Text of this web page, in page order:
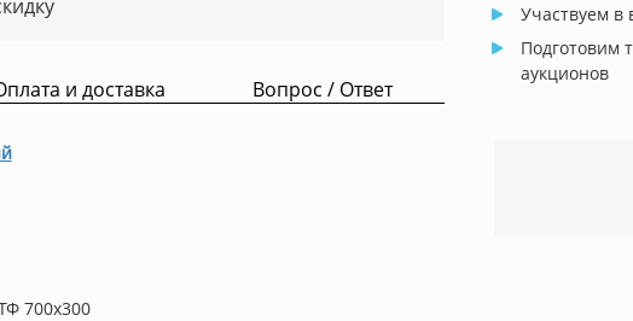
и доставка Вопрос / Ответ
700x300
Участвуем в
Подготовим
аукционов